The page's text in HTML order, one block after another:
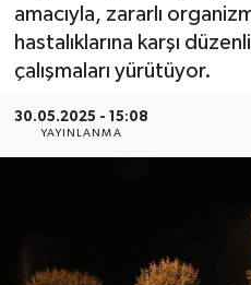
amacıyla, zararlı
hastalıklarına karşı
çalışmaları yürütüyor.
30.05.2025 - 15:08
YAYINLANMA
Gazipaşa